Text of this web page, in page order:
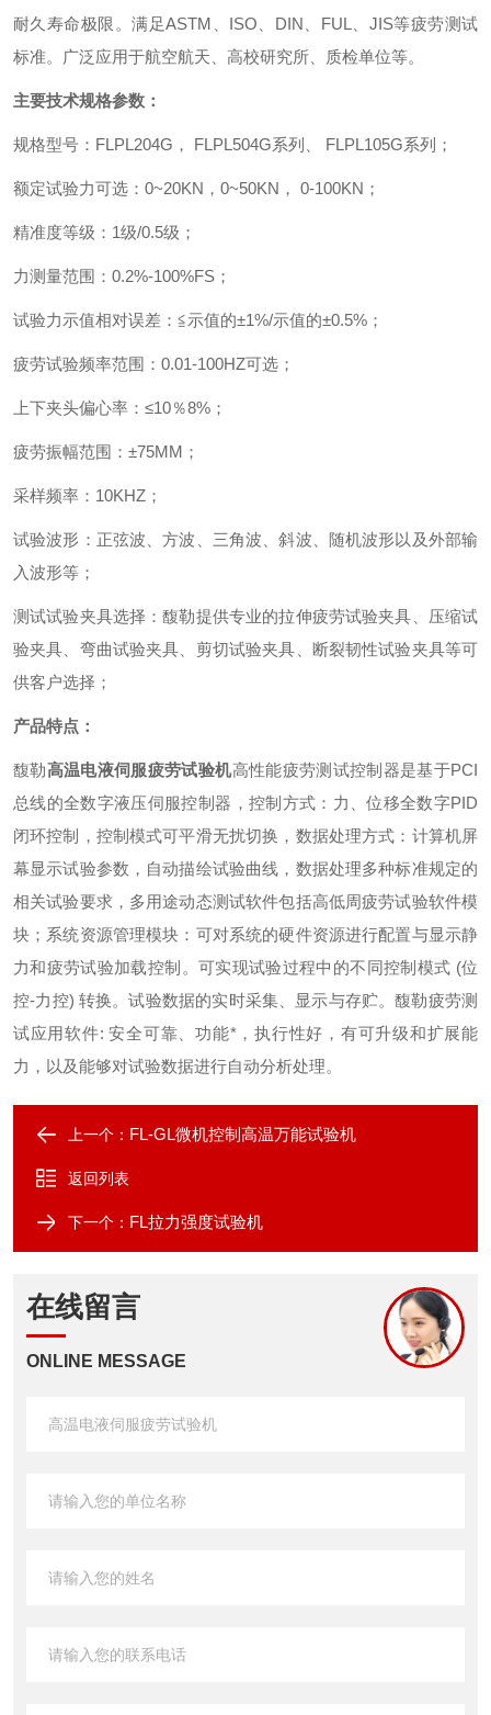
耐久寿命极限。满足ASTM、ISO、DIN、FUL、JIS等疲劳测试
标准。广泛应用于航空航天、高校研究所、质检单位等。
主要技术规格参数：
规格型号：FLPL204G ， FLPL504G系列 FLPL105G系列 ；
额定试验力可选：0~20KN ， 0~50KN ， 0-100KN ；
精准度等级：1级/0.5级 ；
力测量范围：0.2%-100%FS ；
试验力示值相对误差：≦示值的±1%/示值的±0.5% ；
疲劳试验频率范围：0.01-100HZ可选 ；
上下夹头偏心率：≤10％8% ；
疲劳振幅范围：±75MM ；
采样频率：10KHZ ；
试验波形：正弦波、方波、三角波、斜波、随机波形以及外部输
入波形等 ；
测试试验夹具选择：馥勒提供专业的拉伸疲劳试验夹具、压缩试
验夹具、弯曲试验夹具、剪切试验夹具、断裂韧性试验夹具等可
供客户选择 ；
产品特点：
馥勒高温电液伺服疲劳试验机高性能疲劳测试控制器是基于PCI
总线的全数字液压伺服控制器，控制方式：力、位移全数字PID
闭环控制，控制模式可平滑无扰切换，数据处理方式：计算机屏
幕显示试验参数，自动描绘试验曲线，数据处理多种标准规定的
相关试验要求，多用途动态测试软件包括高低周疲劳试验软件模
块；系统资源管理模块：可对系统的硬件资源进行配置与显示静
力和疲劳试验加载控制。可实现试验过程中的不同控制模式 (位
控-力控) 转换。试验数据的实时采集、显示与存贮。馥勒疲劳测
试应用软件: 安全可靠、功能*，执行性好，有可升级和扩展能
力，以及能够对试验数据进行自动分析处理。
上一个： FL-GL微机控制高温万能试验机
返回列表
下一个： FL拉力强度试验机
在线留言
ONLINE MESSAGE